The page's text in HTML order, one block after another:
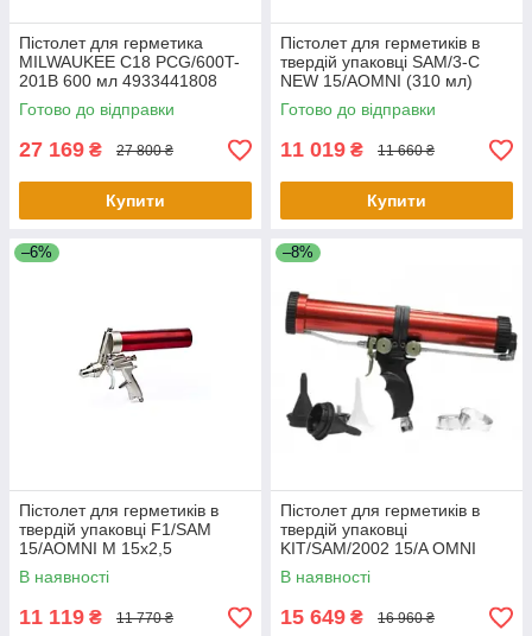
Пістолет для герметика
MILWAUKEE C18 PCG/600T-
201B 600 мл 4933441808
Готово до відправки
27 169 ₴ 27 800 ₴
Купити
Пістолет для герметиків в
твердій упаковці SAM/3-С
NEW 15/AOMNI (310 мл)
Готово до відправки
11 019 ₴ 11 660 ₴
Купити
–6%
Пістолет для герметиків в
твердій упаковці F1/SAM
15/AOMNI M 15x2,5
В наявності
11 119 ₴ 11 770 ₴
–8%
Пістолет для герметиків в
твердій упаковці
KIT/SAM/2002 15/A OMNI
(400 мл)
В наявності
15 649 ₴ 16 960 ₴